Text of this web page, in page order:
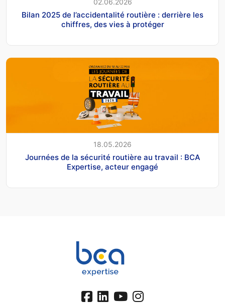
02.06.2026
Bilan 2025 de l’accidentalité routière : derrière les
chiffres, des vies à protéger
18.05.2026
Journées de la sécurité routière au travail : BCA
Expertise, acteur engagé